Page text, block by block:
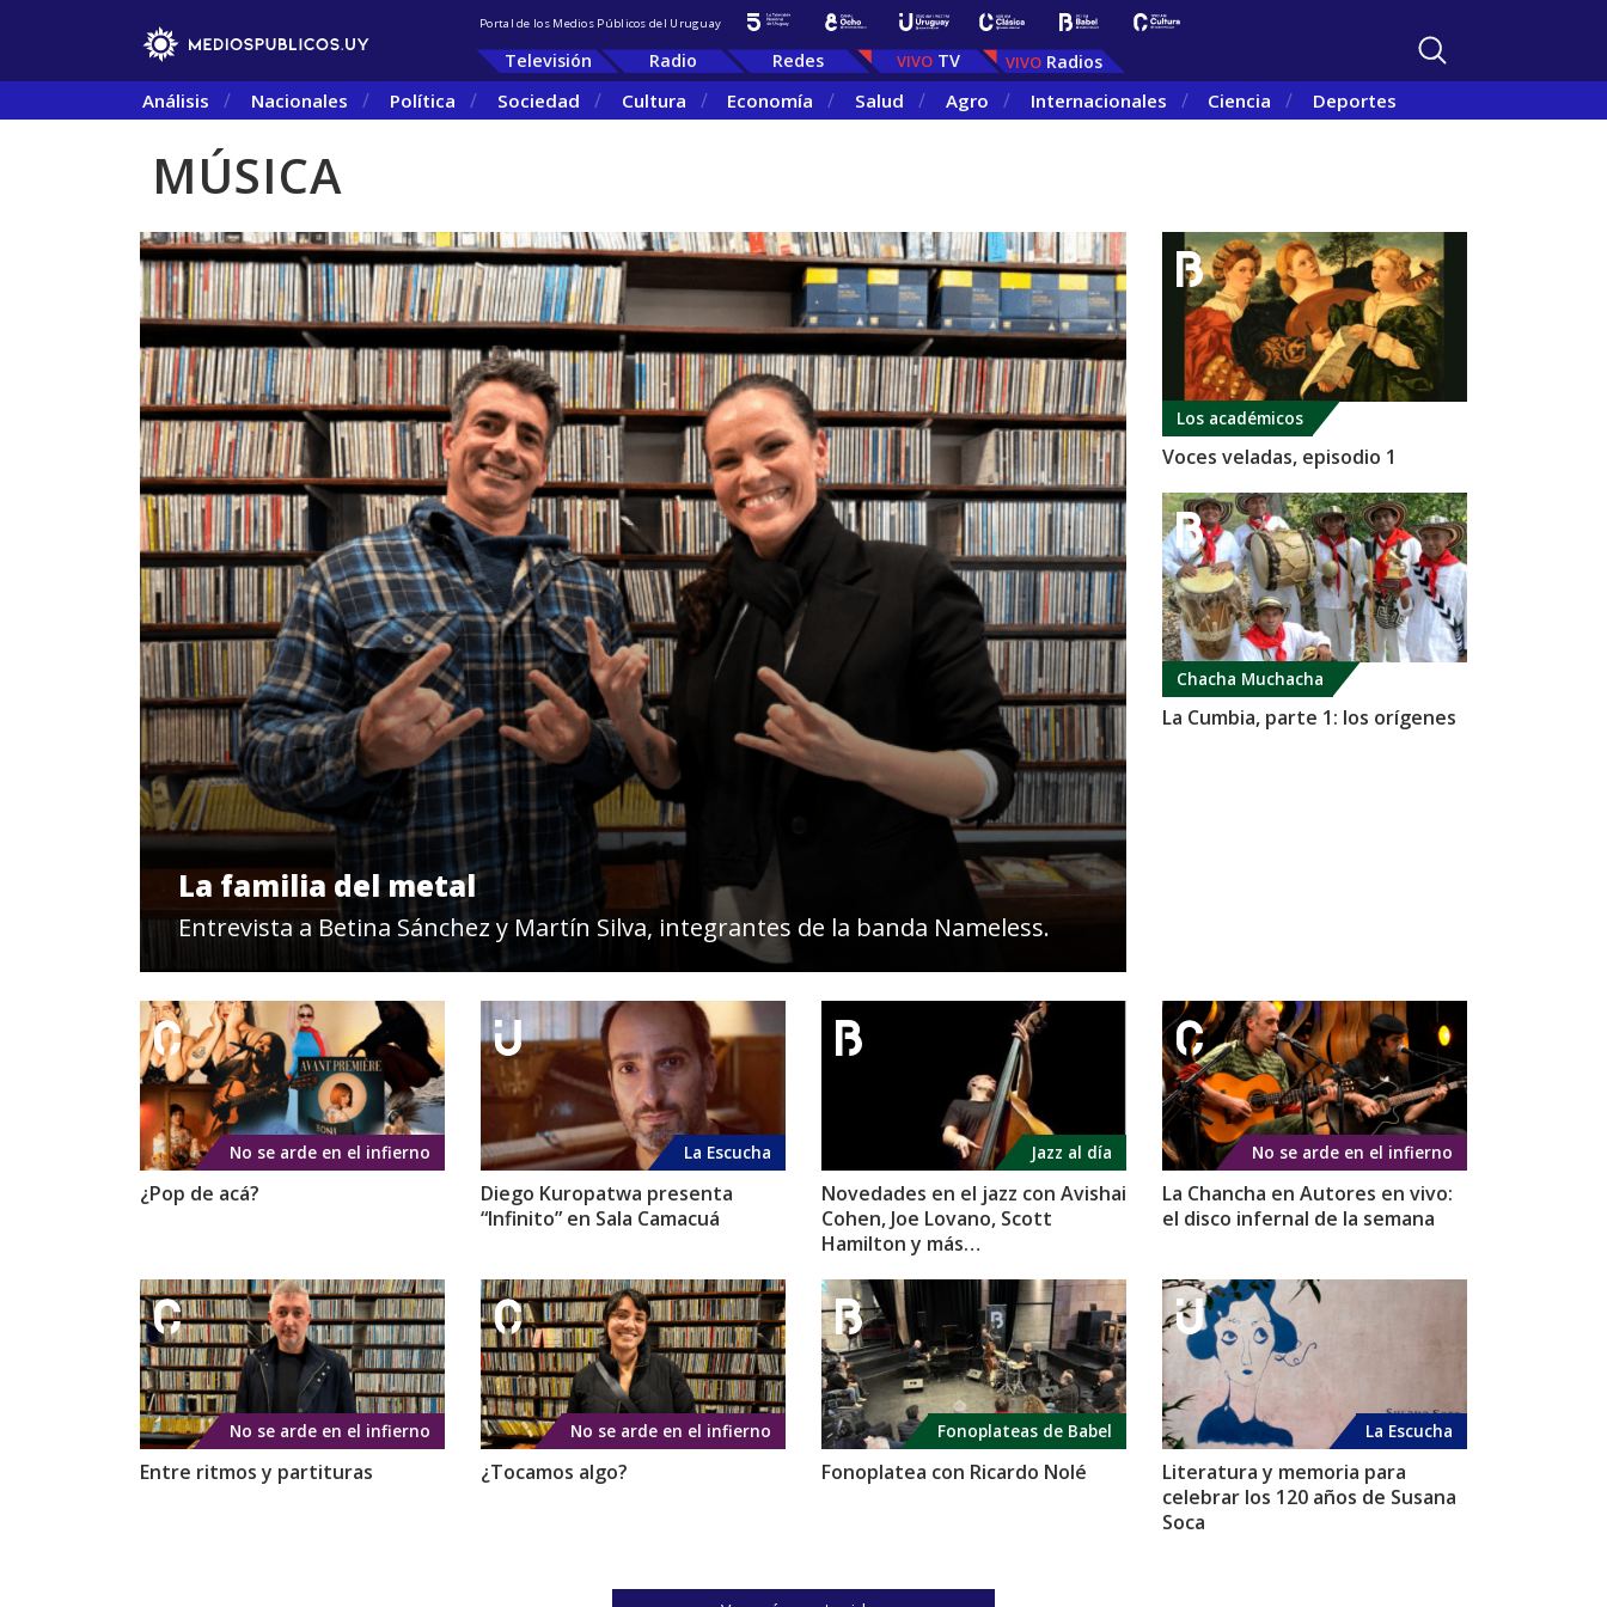
Portal de los Medios Públicos del Uruguay
Televisión Radio Redes TV Radios
Análisis Nacionales Política Sociedad Cultura Economía Salud Agro Internacionales Ciencia Deportes
MÚSICA
La familia del metal
Entrevista a Betina Sánchez y Martín Silva, integrantes de la banda Nameless.
Los académicos
Voces veladas, episodio 1
Chacha Muchacha
La Cumbia, parte 1: los orígenes
No se arde en el infierno
¿Pop de acá?
La Escucha
Diego Kuropatwa presenta
“Infinito” en Sala Camacuá
Jazz al día
Novedades en el jazz con Avishai
Cohen, Joe Lovano, Scott
Hamilton y más…
No se arde en el infierno
La Chancha en Autores en vivo:
el disco infernal de la semana
No se arde en el infierno
Entre ritmos y partituras
No se arde en el infierno
¿Tocamos algo?
Fonoplateas de Babel
Fonoplatea con Ricardo Nolé
La Escucha
Literatura y memoria para
celebrar los 120 años de Susana
Soca